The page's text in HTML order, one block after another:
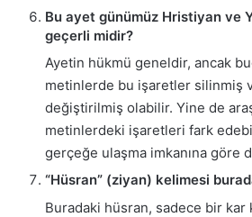
Bu ayet günümüz Hristiyan ve
geçerli midir?
Ayetin hükmü geneldir, ancak
metinlerde bu işaretler silinmiş
değiştirilmiş olabilir. Yine de
metinlerdeki işaretleri fark
gerçeğe ulaşma imkanına göre
“Hüsran” (ziyan) kelimesi
Buradaki hüsran, sadece bir kar